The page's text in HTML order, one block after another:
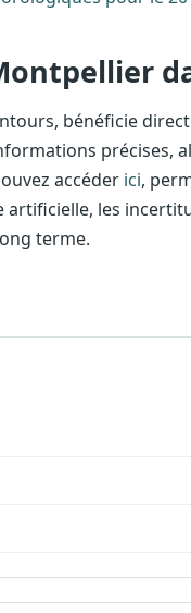
bénéficie
précises,
accéder ici,
artificielle, les
terme.